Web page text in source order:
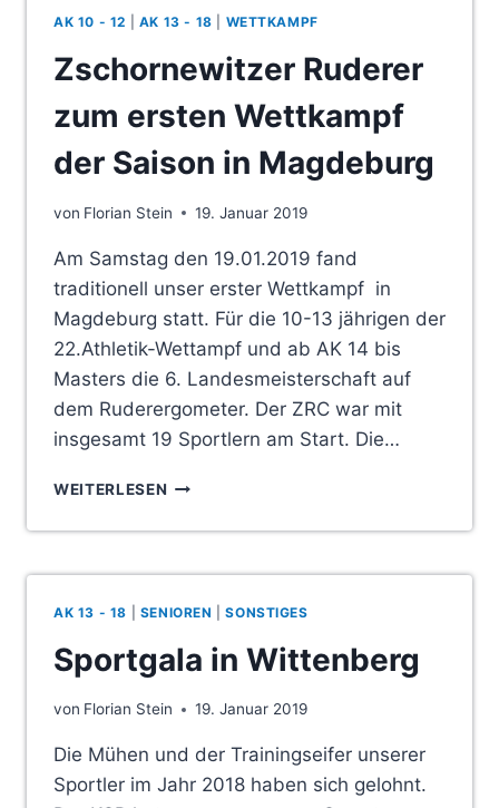
SCHNETT/THÜRINGEN
09.02.-15.02.2019
AK 10 - 12 AK 13 - 18 WETTKAMPF
Zschornewitzer Ruderer
zum ersten Wettkampf
der Saison in Magdeburg
von Florian Stein 19. Januar 2019
Am Samstag den 19.01.2019 fand
traditionell unser erster Wettkampf in
Magdeburg statt. Für die 10-13 jährigen der
22.Athletik-Wettampf und ab AK 14 bis
Masters die 6. Landesmeisterschaft auf
dem Ruderergometer. Der ZRC war mit
insgesamt 19 Sportlern am Start. Die…
WEITERLESEN ZSCHORNEWITZER
ZUM
WETTKAMPF
SAISON
IN
MAGDEBURG
AK 13 - 18 SENIOREN |SONSTIGES
Sportgala in Wittenberg
von Florian Stein 19. Januar 2019
Die Mühen und der Trainingseifer unserer
Sportler im Jahr 2018 haben sich gelohnt.